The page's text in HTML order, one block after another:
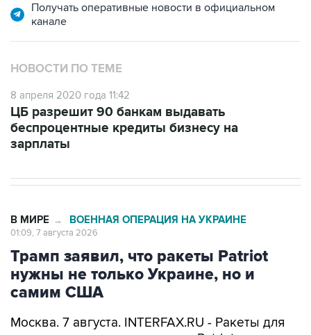
Получать оперативные новости в официальном
канале
НОВОСТИ ПО ТЕМЕ
8 апреля 2020 года 11:42
ЦБ разрешит 90 банкам выдавать
беспроцентные кредиты бизнесу на
зарплаты
В МИРЕ → ВОЕННАЯ ОПЕРАЦИЯ НА УКРАИНЕ
01:09, 7 августа 2026
Трамп заявил, что ракеты Patriot
нужны не только Украине, но и
самим США
Москва. 7 августа. INTERFAX.RU - Ракеты для